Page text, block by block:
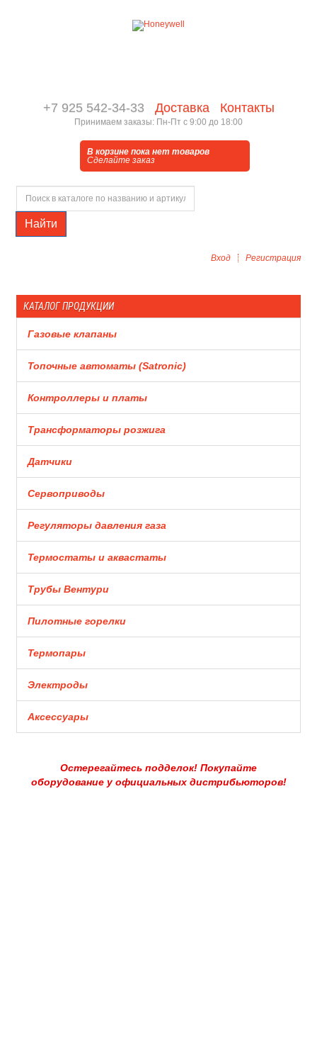
+7 925 542-34-33 Доставка Контакты
Принимаем заказы: Пн-Пт с 9:00 до 18:00
В корзине пока нет товаров
Сделайте заказ
Найти
Вход Регистрация
КАТАЛОГ ПРОДУКЦИИ
Газовые клапаны
Топочные автоматы (Satronic)
Контроллеры и платы
Трансформаторы розжига
Датчики
Сервоприводы
Регуляторы давления газа
Термостаты и аквастаты
Трубы Вентури
Пилотные горелки
Термопары
Электроды
Аксессуары
Остерегайтесь подделок! Покупайте
оборудование у официальных дистрибьюторов!